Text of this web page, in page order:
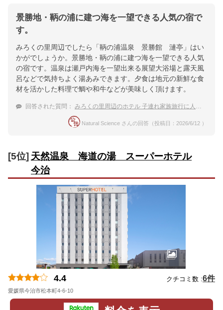
景勝地・鞆の浦に建つ海を一望できる人気の宿で
す。
みろくの里周辺でしたら「鞆の浦温泉 景勝館 漣亭」はい
かがでしょうか。景勝地・鞆の浦に建つ海を一望できる人気
の宿です。温泉は瀬戸内海を一望出来る展望大浴場と露天風
呂などで気持ちよく湯あみできます。夕食は地元の新鮮な食
材を活かした料理で鯛や和牛などが美味しく頂けます。
回答された質問： みろくの里周辺のホテル 子連れ家族旅行に人気のおすすめ宿は？
Natural Science さんの回答（投稿日：2026/6/12 ）
[5位] 天然温泉 海道の湯 スーパーホテル
今治
4.4 クチコミ数 :6件
愛媛県今治市松本町4-6-10